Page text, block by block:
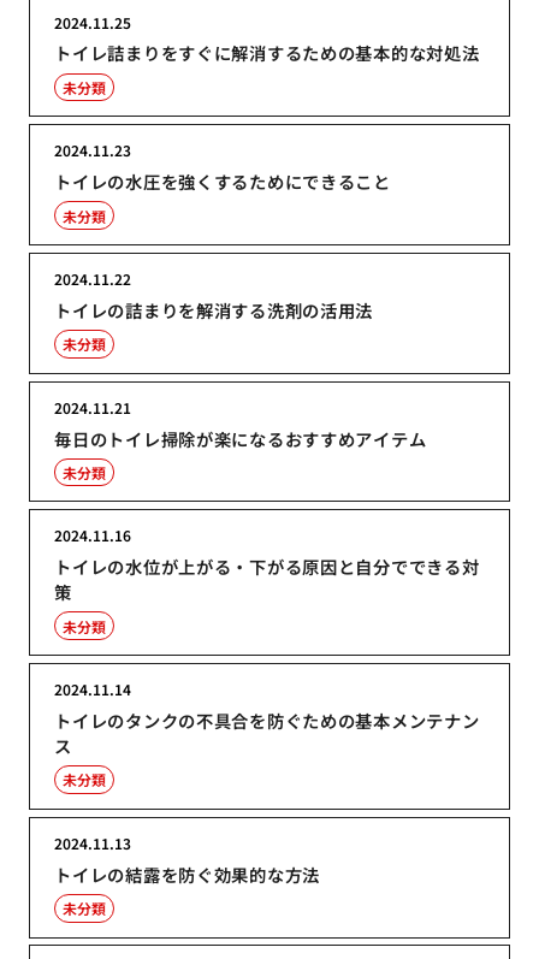
トイレ詰まりをすぐに解消するための基本的な対処法
2024.11.25
未分類
トイレの水圧を強くするためにできること
2024.11.23
未分類
トイレの詰まりを解消する洗剤の活用法
2024.11.22
未分類
毎日のトイレ掃除が楽になるおすすめアイテム
2024.11.21
未分類
トイレの水位が上がる・下がる原因と自分でできる対
策
2024.11.16
未分類
トイレのタンクの不具合を防ぐための基本メンテナン
ス
2024.11.14
未分類
トイレの結露を防ぐ効果的な方法
2024.11.13
未分類